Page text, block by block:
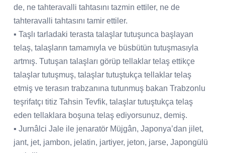
de, ne tahteravalli tahtasını tazmin ettiler, ne de
tahteravalli tahtasını tamir ettiler.
▪ Taşlı tarladaki terasta talaşlar tutuşunca başlayan
telaş, talaşların tamamıyla ve büsbütün tutuşmasıyla
artmış. Tutuşan talaşları görüp tellaklar telaş ettikçe
talaşlar tutuşmuş, talaşlar tutuştukça tellaklar telaş
etmiş ve terasın trabzanına tutunmuş bakan Trabzonlu
teşrifatçı titiz Tahsin Tevfik, talaşlar tutuştukça telaş
eden tellaklara boşuna telaş ediyorsunuz, demiş.
▪ Jurnâlci Jale ile jenaratör Müjgân, Japonya’dan jilet,
jant, jet, jambon, jelatin, jartiyer, jeton, jarse, Japongülü